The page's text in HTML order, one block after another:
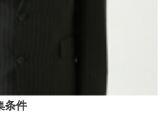
条件